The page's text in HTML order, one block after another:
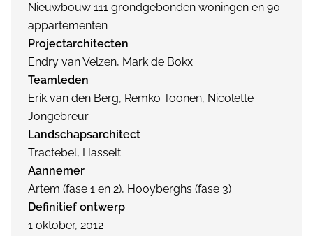
Nieuwbouw 111 grondgebonden woningen en 90
appartementen
Projectarchitecten
Endry van Velzen, Mark de Bokx
Teamleden
Erik van den Berg, Remko Toonen, Nicolette
Jongebreur
Landschapsarchitect
Tractebel, Hasselt
Aannemer
Artem (fase 1 en 2), Hooyberghs (fase 3)
Definitief ontwerp
1 oktober, 2012